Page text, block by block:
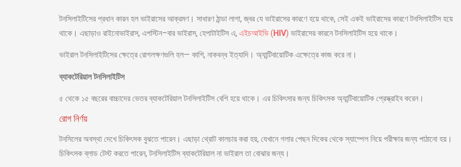
টনসিলাইটিসের প্রধান কারন হল ভাইরাসের আক্রমণ। সাধারণ ঠান্ডা লাগা, জ্বর যে ভাইরাসের কারণে হয়ে থাকে, সেই একই ভাইরাসের কারণে টনসিলাইটিস হয়ে
থাকে। এছাড়াও রাইনোভাইরাস, এপস্টিন–বার ভাইরাস, হেপাটাইটিস এ, এইচআইভি (HIV) ভাইরাসের কারনে টনসিলাইটিস হয়ে থাকে।
ভাইরাল টনসিলাইটিসের ক্ষেত্রে রোগলক্ষণগুলি হল— কাশি, নাকবন্ধ ইত্যাদি। অ্যান্টিবায়োটিক এক্ষেত্রে কাজ করে না।
ব্যাকটেরিয়াল টনসিলাইটিস
৫ থেকে ১৫ বছরের বাচ্চাদের ভেতর ব্যাকটেরিয়াল টনসিলাইটিস বেশি হয়ে থাকে। এর চিকিৎসার জন্য চিকিৎসক অ্যান্টিবায়োটিক প্রেস্ক্রাইব করেন।
রোগ নির্ণয়
টনসিলের অবস্থা দেখে চিকিৎসক বুঝতে পারেন। এছাড়া থ্রোট কালচার করা হয়, যেখানে গলার পেছন দিকের থেকে স্যাম্পেল নিয়ে পরীক্ষার জন্য পাঠানো হয়।
চিকিৎসক ব্লাড টেস্ট করতে পারেন, টনসিলাইটিস ব্যাকটেরিয়াল না ভাইরাল তা বোঝার জন্য।